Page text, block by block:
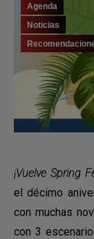
Agenda
Noticias
¡Vuelve Spring
el décimo
con muchas
con 3